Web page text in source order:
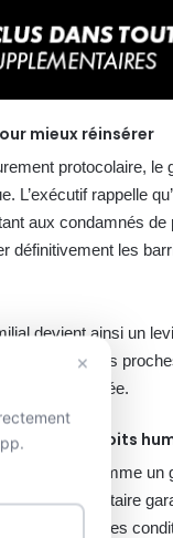
mieux réinsérer
protocolaire,
L’exécutif rappelle
aux condamnés
définitivement les
devient ainsi un
le lien avec les
recouvrée.
des droits
présente comme
supplémentaire
grâce à des
×